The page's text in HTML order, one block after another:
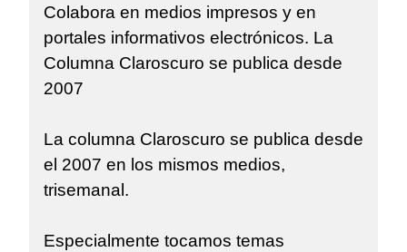
Colabora en medios impresos y en
portales informativos electrónicos. La
Columna Claroscuro se publica desde
2007
La columna Claroscuro se publica desde
el 2007 en los mismos medios,
trisemanal.
Especialmente tocamos temas